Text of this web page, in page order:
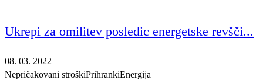
Ukrepi za omilitev posledic energetske revšči...
08. 03. 2022
Nepričakovani stroškiPrihrankiEnergija